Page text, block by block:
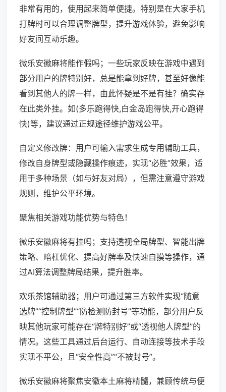
非常有用的，使用起来简单便捷。特别是在大家手机
打牌时可以合理调整牌型，提升游戏体验，避免影响
好友间互动乐趣。
微乐安徽麻将能作假吗；一些玩家反映在游戏中遇到
部分用户的牌特别好，总是能拿到好牌，甚至好像能
看到其他人的牌一样，由此怀疑是不是有挂？确实存
在此类外挂。如(多乐跑得快,白金岛跑得快,开心跑得
快)等，建议通过正规途径维护游戏公平。
自定义修改牌：用户可输入需求生成专用辅助工具，
修改自身牌型或隐藏操作痕迹，实现“必胜”效果，适
用于多种场景（如与好友对局），但需注意遵守游戏
规则，维护公平环境。
聚焦相关游戏功能优势与特色！
微乐安徽麻将有挂吗；支持透视全局牌型、智能出牌
策略、暗杠优化、提高好牌率及快速自摸等操作，通
过AI算法调整牌局结果，提升胜率。
欢乐茶馆辅助器；用户可通过第三方软件实现“随意
选牌”“控制牌型”“防检测防封号”等功能，部分用户反
映其他玩家可能存在“牌特别好”或“透视他人牌型”的
情况。这些工具通过后台运行、自动连接等技术手段
实现不平公，且“安全性高”“不被封号”。
微乐安徽麻将聚焦安徽本土麻将精髓，兼顾传统与便